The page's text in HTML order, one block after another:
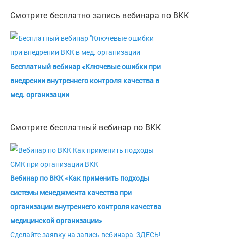
Смотрите бесплатно запись вебинара по ВКК
Бесплатный вебинар «Ключевые ошибки при
внедрении внутреннего контроля качества в
мед. организации
Смотрите бесплатный вебинар по ВКК
Вебинар по ВКК «Как применить подходы
системы менеджмента качества при
организации внутреннего контроля качества
медицинской организации»
Сделайте заявку на запись вебинара ЗДЕСЬ!